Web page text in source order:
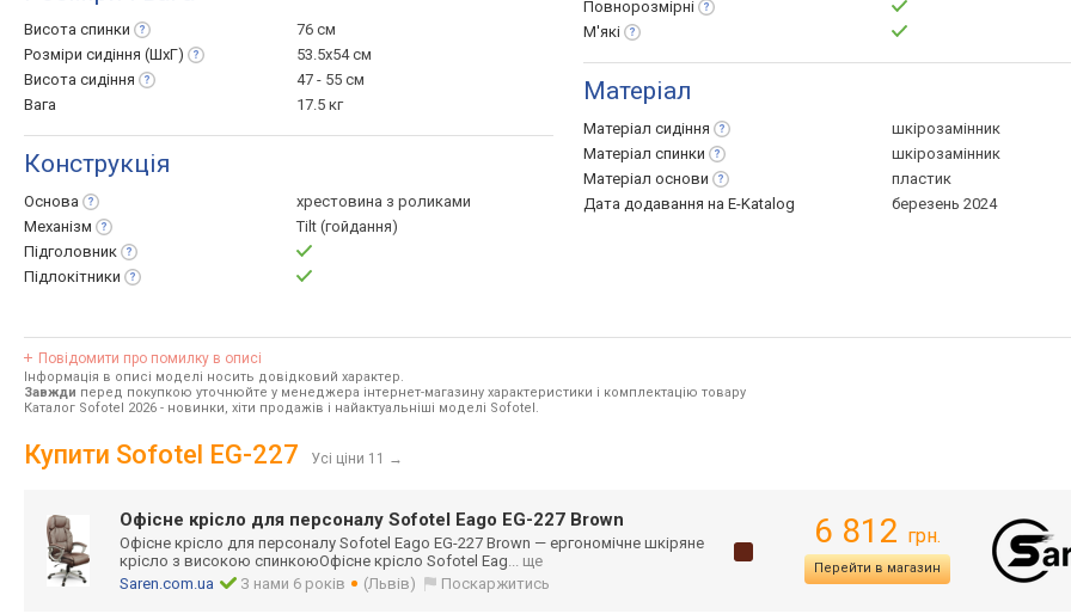
Висота спинки
76 см
Розміри сидіння (ШхГ)
53.5x54 см
Висота сидіння
47 - 55 см
Вага
17.5 кг
Конструкція
Основа
хрестовина з роликами
Механізм
Tilt (гойдання)
Підголовник
Підлокітники
Повнорозмірні
М'які
Матеріал
Матеріал сидіння
шкірозамінник
Матеріал спинки
шкірозамінник
Матеріал основи
пластик
Дата додавання на E-Katalog
березень 2024
Повідомити про помилку в описі
Інформація в описі моделі носить довідковий характер.
Завжди перед покупкою уточнюйте у менеджера інтернет-магазину характеристики і комплектацію товару
Каталог Sofotel 2026 - новинки, хіти продажів і найактуальніші моделі Sofotel.
Купити Sofotel EG-227 Усі ціни 11 →
Офісне крісло для персоналу Sofotel Eago EG-227 Brown
Офісне крісло для персоналу Sofotel Eago EG-227 Brown — ергономічне шкіряне
крісло з високою спинкоюОфісне крісло Sofotel Eag... ще
Saren.com.ua
З нами 6 років (Львів) Поскаржитись
6 812 грн.
Перейти в магазин